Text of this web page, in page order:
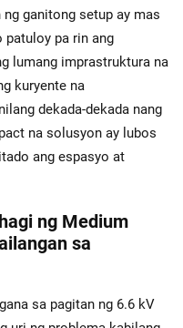
ganitong setup ay mas
patuloy pa rin ang
lumang imprastruktura na
kuryente na
dekada-dekada nang
na solusyon ay lubos
ang espasyo at
ng Medium
sa
sa pagitan ng 6.6 kV